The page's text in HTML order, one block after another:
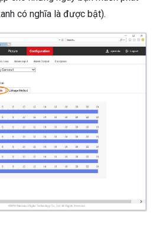
có nghĩa là được bật).